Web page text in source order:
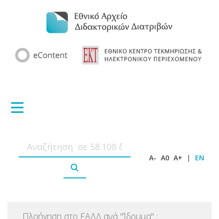
A- A0 A+ | EN
Πλοήγηση στο ΕΑΔΔ ανά "Ίδρυμα" :